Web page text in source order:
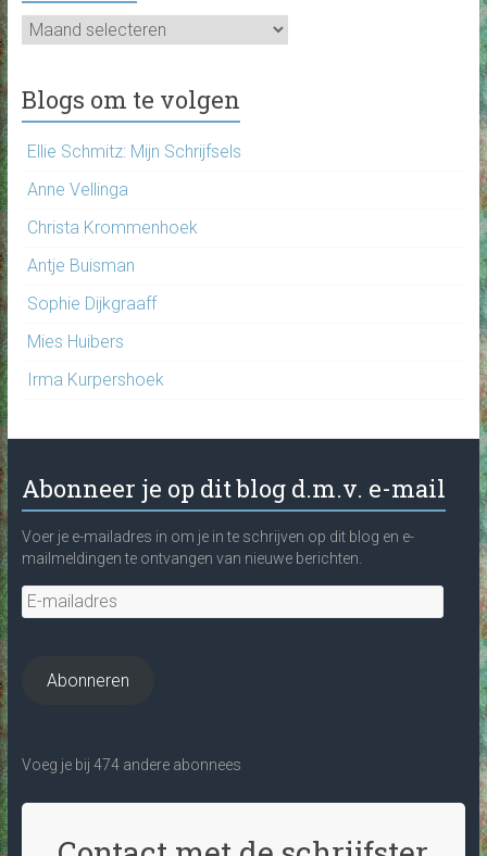
Archief
Blogs om te volgen
Ellie Schmitz: Mijn Schrijfsels
Anne Vellinga
Christa Krommenhoek
Antje Buisman
Sophie Dijkgraaff
Mies Huibers
Irma Kurpershoek
Abonneer je op dit blog d.m.v. e-mail
Voer je e-mailadres in om je in te schrijven op dit blog en e-
mailmeldingen te ontvangen van nieuwe berichten.
E-
mailadres
Abonneren
Voeg je bij 474 andere abonnees